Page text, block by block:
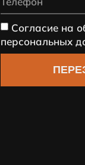
Согласие на
персональных